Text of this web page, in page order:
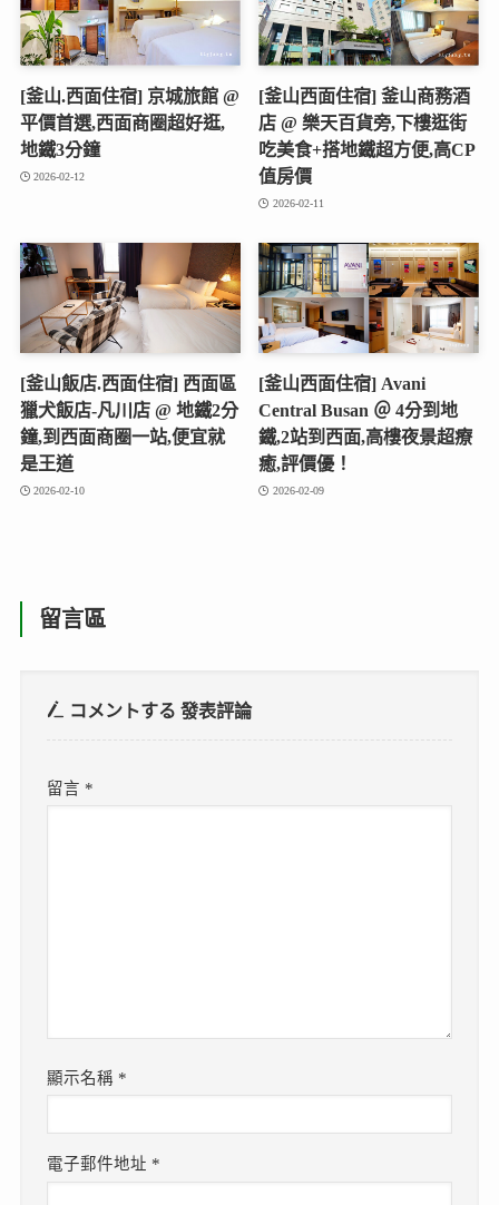
[釜山.西面住宿] 京城旅館 @
平價首選,西面商圈超好逛,
地鐵3分鐘
2026-02-12
[釜山西面住宿] 釜山商務酒
店 @ 樂天百貨旁,下樓逛街
吃美食+搭地鐵超方便,高CP
值房價
2026-02-11
[釜山飯店.西面住宿] 西面區
獵犬飯店-凡川店 @ 地鐵2分
鐘,到西面商圈一站,便宜就
是王道
2026-02-10
[釜山西面住宿] Avani
Central Busan ＠ 4分到地
鐵,2站到西面,高樓夜景超療
癒,評價優！
2026-02-09
留言區
コメントする發表評論
留言 *
顯示名稱 *
電子郵件地址 *